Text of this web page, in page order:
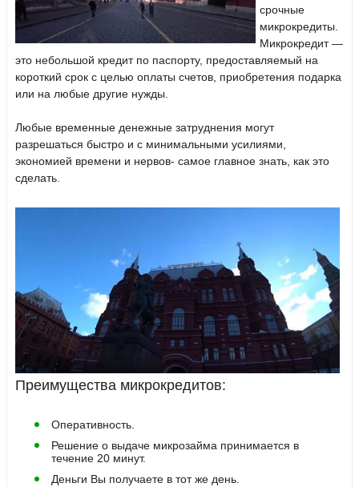
срочные
микрокредиты.
Микрокредит —
это небольшой кредит по паспорту, предоставляемый на
короткий срок с целью оплаты счетов, приобретения подарка
или на любые другие нужды.
Любые временные денежные затруднения могут
разрешаться быстро и с минимальными усилиями,
экономией времени и нервов- самое главное знать, как это
сделать.
Преимущества микрокредитов:
Оперативность.
Решение о выдаче микрозайма принимается в
течение 20 минут.
Деньги Вы получаете в тот же день.